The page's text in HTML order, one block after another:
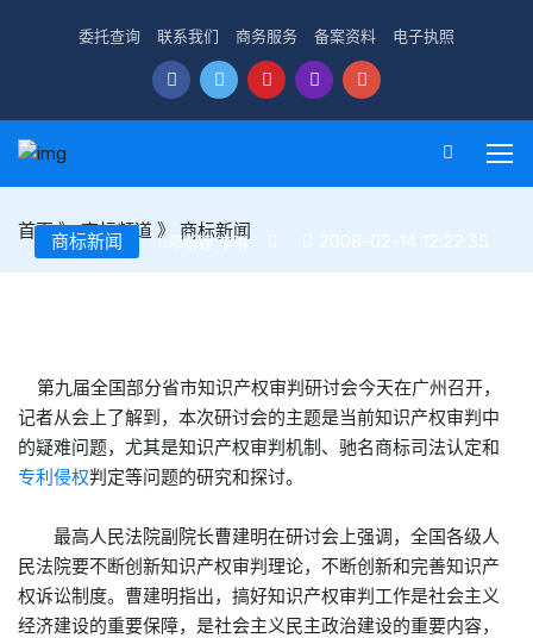
委托查询 联系我们 商务服务 备案资料 电子执照
首页》商标频道 》 商标新闻
商标新闻 邓新建 李琳 2008-02-14 12:22:35
第九届全国部分省市知识产权审判研讨会今天在广州召开，
记者从会上了解到，本次研讨会的主题是当前知识产权审判中
的疑难问题，尤其是知识产权审判机制、驰名商标司法认定和
专利 侵权判定等问题的研究和探讨。
最高人民法院副院长曹建明在研讨会上强调，全国各级人
民法院要不断创新知识产权审判理论，不断创新和完善知识产
权诉讼制度。曹建明指出，搞好知识产权审判工作是社会主义
经济建设的重要保障，是社会主义民主政治建设的重要内容，